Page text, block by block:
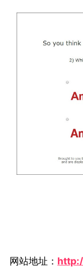
网站地址：